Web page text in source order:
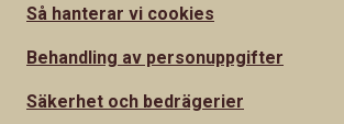
Så hanterar vi cookies
Behandling av personuppgifter
Säkerhet och bedrägerier